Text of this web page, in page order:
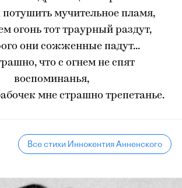
потушить мучительное пламя,
огонь тот траурный раздут,
они сожженные падут...
что с огнем не спят
воспоминанья,
мне страшно трепетанье.
Все стихи Иннокентия Анненского